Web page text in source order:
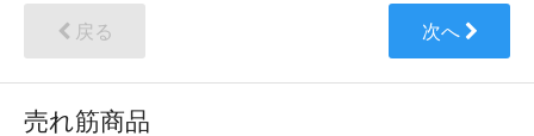
戻る 次へ
売れ筋商品